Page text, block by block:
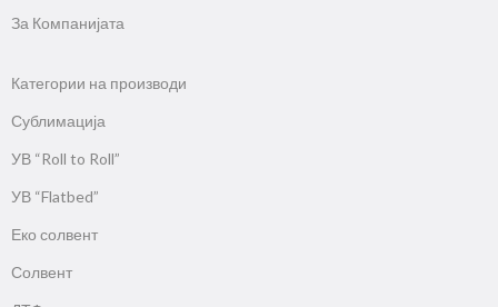
За Компанијата
Категории на производи
Сублимација
УВ “Roll to Roll”
УВ “Flatbed”
Еко солвент
Солвент